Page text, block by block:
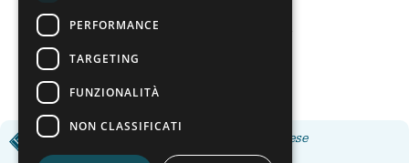
Applicativi e software per Imprese
PERFORMANCE
TARGETING
FUNZIONALITÀ
NON CLASSIFICATI